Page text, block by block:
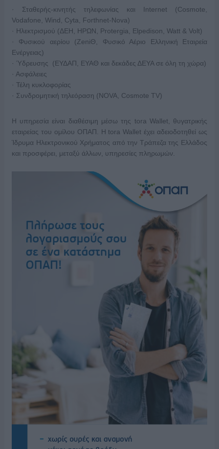
· Σταθερής-κινητής τηλεφωνίας και Internet (Cosmote,
Vodafone, Wind, Cyta, Forthnet-Nova)
· Ηλεκτρισμού (ΔΕΗ, ΗΡΩΝ, Protergia, Elpedison, Watt & Volt)
· Φυσικού αερίου (ΖeniΘ, Φυσικό Αέριο Ελληνική Εταιρεία
Ενέργειας)
· Ύδρευσης (ΕΥΔΑΠ, ΕΥΑΘ και δεκάδες ΔΕΥΑ σε όλη τη χώρα)
· Ασφάλειες
· Τέλη κυκλοφορίας
· Συνδρομητική τηλεόραση (NOVA, Cosmote TV)
Η υπηρεσία είναι διαθέσιμη μέσω της tora Wallet, θυγατρικής
εταιρείας του ομίλου ΟΠΑΠ. Η tora Wallet έχει αδειοδοτηθεί ως
Ίδρυμα Ηλεκτρονικού Χρήματος από την Τράπεζα της Ελλάδος
και προσφέρει, μεταξύ άλλων, υπηρεσίες πληρωμών.